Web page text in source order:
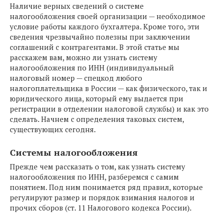
Наличие верных сведений о системе
налогообложения своей организации — необходимое
условие работы каждого бухгалтера. Кроме того, эти
сведения чрезвычайно полезны при заключении
соглашений с контрагентами. В этой статье мы
расскажем вам, можно ли узнать систему
налогообложения по ИНН (индивидуальный
налоговый номер — спецкод любого
налогоплательщика в России — как физического, так и
юридического лица, который ему выдается при
регистрации в отделении налоговой службы) и как это
сделать. Начнем с определения таковых систем,
существующих сегодня.
Системы налогообложения
Прежде чем рассказать о том, как узнать систему
налогообложения по ИНН, разберемся с самим
понятием. Под ним понимается ряд правил, которые
регулируют размер и порядок взимания налогов и
прочих сборов (ст. 11 Налогового кодекса России).